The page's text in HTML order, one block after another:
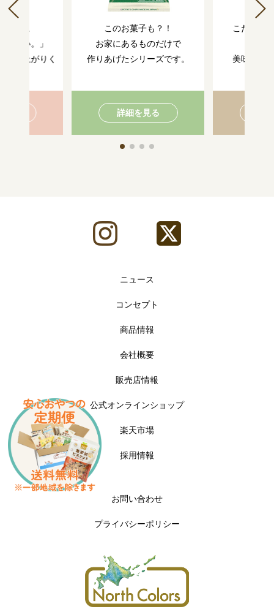
きたい。」
召し上がりく
このお菓子も？！
お家にあるものだけで
作りあげたシリーズです。
詳細を見る
こだわり
美味しさ
ニュース
コンセプト
商品情報
会社概要
販売店情報
公式オンラインショップ
楽天市場
採用情報
お問い合わせ
プライバシーポリシー